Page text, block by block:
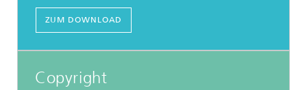
ZUM DOWNLOAD
Copyright